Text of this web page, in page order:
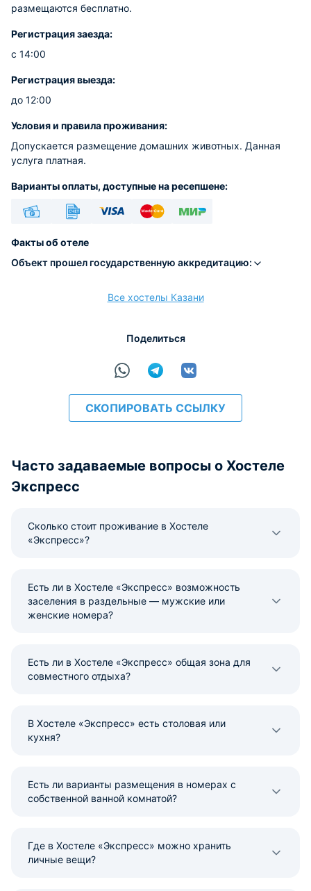
размещаются бесплатно.
Регистрация заезда:
с 14:00
Регистрация выезда:
до 12:00
Условия и правила проживания:
Допускается размещение домашних животных. Данная
услуга платная.
Варианты оплаты, доступные на ресепшене:
Факты об отеле
Объект прошел государственную аккредитацию:
Все хостелы Казани
Поделиться
СКОПИРОВАТЬ ССЫЛКУ
Часто задаваемые вопросы о Хостеле
Экспресс
Сколько стоит проживание в Хостеле
«Экспресс»?
Есть ли в Хостеле «Экспресс» возможность
заселения в раздельные — мужские или
женские номера?
Есть ли в Хостеле «Экспресс» общая зона для
совместного отдыха?
В Хостеле «Экспресс» есть столовая или
кухня?
Есть ли варианты размещения в номерах с
собственной ванной комнатой?
Где в Хостеле «Экспресс» можно хранить
личные вещи?